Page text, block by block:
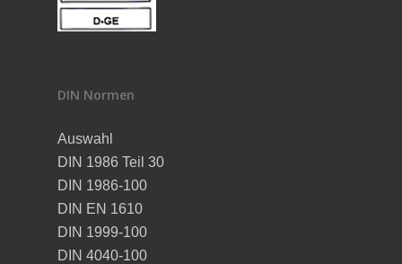
DIN Normen
Auswahl
DIN 1986 Teil 30
DIN 1986-100
DIN EN 1610
DIN 1999-100
DIN 4040-100